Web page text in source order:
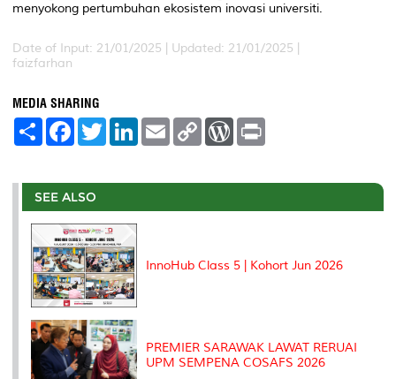
menyokong pertumbuhan ekosistem inovasi universiti.
Date of Input: 21/01/2025 | Updated: 21/01/2025 |
faizfarhan
MEDIA SHARING
S
e
F
a
b
o
o
k
T
w
t
r
L
e
I
E
m
l
C
L
n
W
P
e
t
SEE ALSO
InnoHub Class 5 | Kohort Jun 2026
PREMIER SARAWAK LAWAT RERUAI
UPM SEMPENA COSAFS 2026